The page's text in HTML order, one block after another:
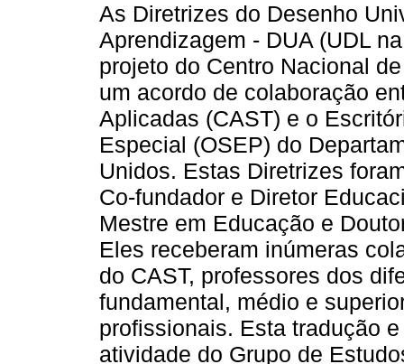
As Diretrizes do Desenho
Aprendizagem - DUA (UDL
projeto do Centro Nacional
um acordo de colaboração
Aplicadas (CAST) e o
Especial (OSEP) do
Unidos. Estas Diretrizes
Co-fundador e Diretor
Mestre em Educação e
Eles receberam inúmeras
do CAST, professores dos
fundamental, médio e
profissionais. Esta tradução
atividade do Grupo de